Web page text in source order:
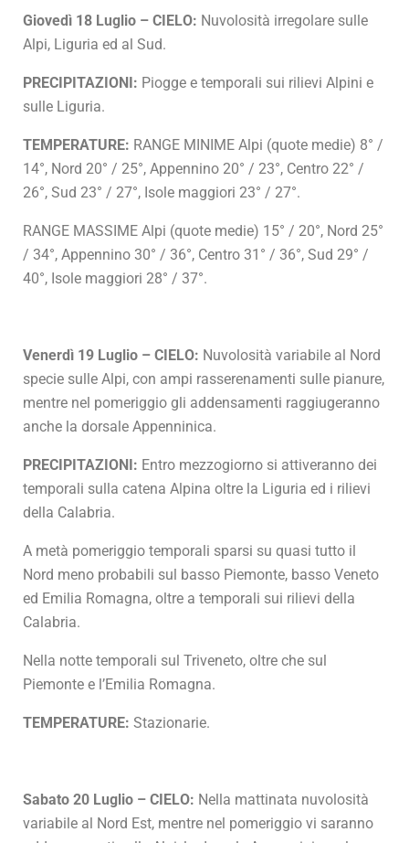
Giovedì 18 Luglio – CIELO: Nuvolosità irregolare sulle
Alpi, Liguria ed al Sud.
PRECIPITAZIONI: Piogge e temporali sui rilievi Alpini e
sulle Liguria.
TEMPERATURE: RANGE MINIME Alpi (quote medie) 8° /
14°, Nord 20° / 25°, Appennino 20° / 23°, Centro 22° /
26°, Sud 23° / 27°, Isole maggiori 23° / 27°.
RANGE MASSIME Alpi (quote medie) 15° / 20°, Nord 25°
/ 34°, Appennino 30° / 36°, Centro 31° / 36°, Sud 29° /
40°, Isole maggiori 28° / 37°.
Venerdì 19 Luglio – CIELO: Nuvolosità variabile al Nord
specie sulle Alpi, con ampi rasserenamenti sulle pianure,
mentre nel pomeriggio gli addensamenti raggiugeranno
anche la dorsale Appenninica.
PRECIPITAZIONI: Entro mezzogiorno si attiveranno dei
temporali sulla catena Alpina oltre la Liguria ed i rilievi
della Calabria.
A metà pomeriggio temporali sparsi su quasi tutto il
Nord meno probabili sul basso Piemonte, basso Veneto
ed Emilia Romagna, oltre a temporali sui rilievi della
Calabria.
Nella notte temporali sul Triveneto, oltre che sul
Piemonte e l’Emilia Romagna.
TEMPERATURE: Stazionarie.
Sabato 20 Luglio – CIELO: Nella mattinata nuvolosità
variabile al Nord Est, mentre nel pomeriggio vi saranno